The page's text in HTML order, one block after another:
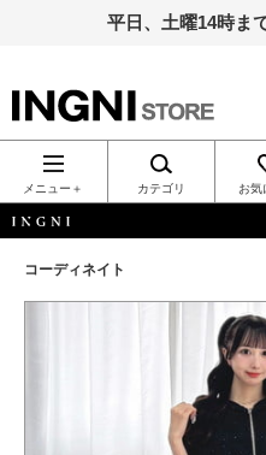
平日、土曜14時ま
INGNI（イン
グ）公式通
販｜INGNI
STORE
メニュー＋ カテゴリ お気
コーディネイト